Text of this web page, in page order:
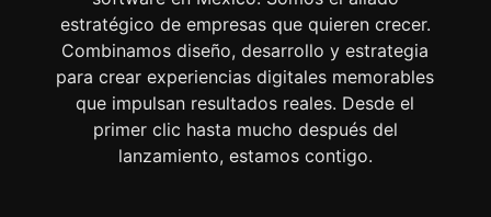
estratégico de empresas que quieren crecer.
Combinamos diseño, desarrollo y estrategia
para crear experiencias digitales memorables
que impulsan resultados reales. Desde el
primer clic hasta mucho después del
lanzamiento, estamos contigo.